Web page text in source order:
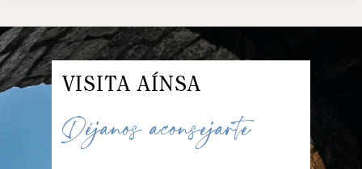
VISITA AÍNSA
Déjanos aconsejarte
Aviso Legal